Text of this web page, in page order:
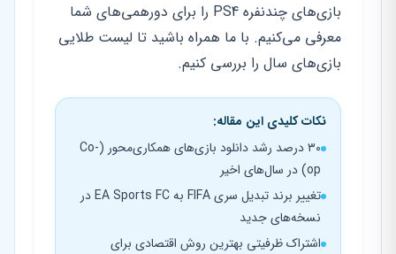
بازی‌های چندنفره PS4 را برای دورهمی‌های شما
معرفی می‌کنیم. با ما همراه باشید تا لیست طلایی
بازی‌های سال را بررسی کنیم.
نکات کلیدی این مقاله:
۳۰ درصد رشد دانلود بازی‌های همکاری‌محور (Co-
op) در سال‌های اخیر
تغییر برند تبدیل سری FIFA به EA Sports FC در
نسخه‌های جدید
اشتراک ظرفیتی بهترین روش اقتصادی برای